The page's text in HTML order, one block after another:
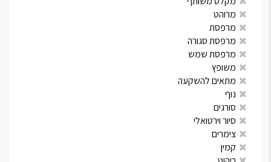
מרוהט
מרפסת
מרפסת סגורה
מרפסת שמש
משופץ
מתאים להשקעה
נוף
סורגים
סיור וירטואלי
צימרים
קמין